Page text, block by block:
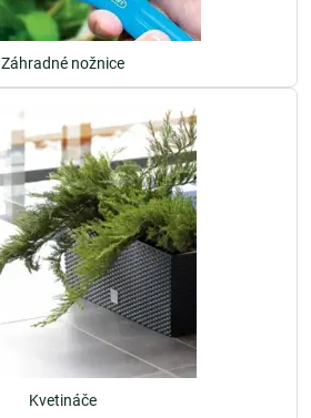
Záhradné nožnice
Kvetináče